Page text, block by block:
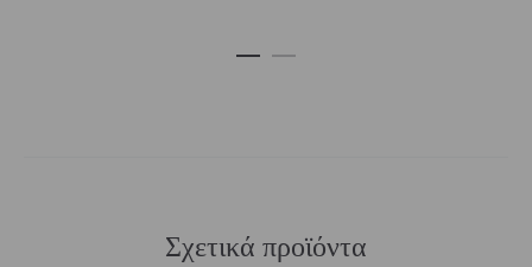
Σχετικά προϊόντα